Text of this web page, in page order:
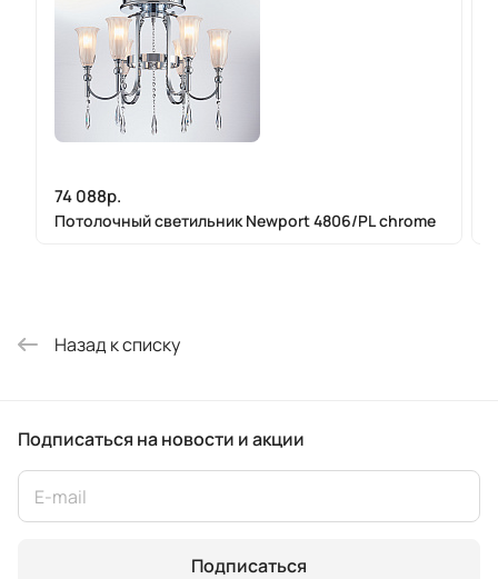
74 088р.
Потолочный светильник Newport 4806/PL chrome
Назад к списку
Подписаться на новости и акции
Подписаться